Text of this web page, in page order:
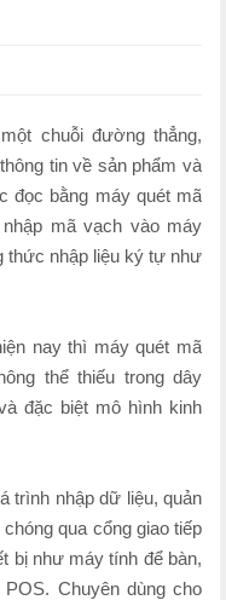
chuỗi đường thẳng,
tin về sản phẩm và
đọc bằng máy quét mã
mã vạch vào máy
thức nhập liệu ký tự như
nay thì máy quét mã
thể thiếu trong dây
đặc biệt mô hình kinh
trình nhập dữ liệu, quản
qua cổng giao tiếp
bị như máy tính để bàn,
Chuyên dùng cho